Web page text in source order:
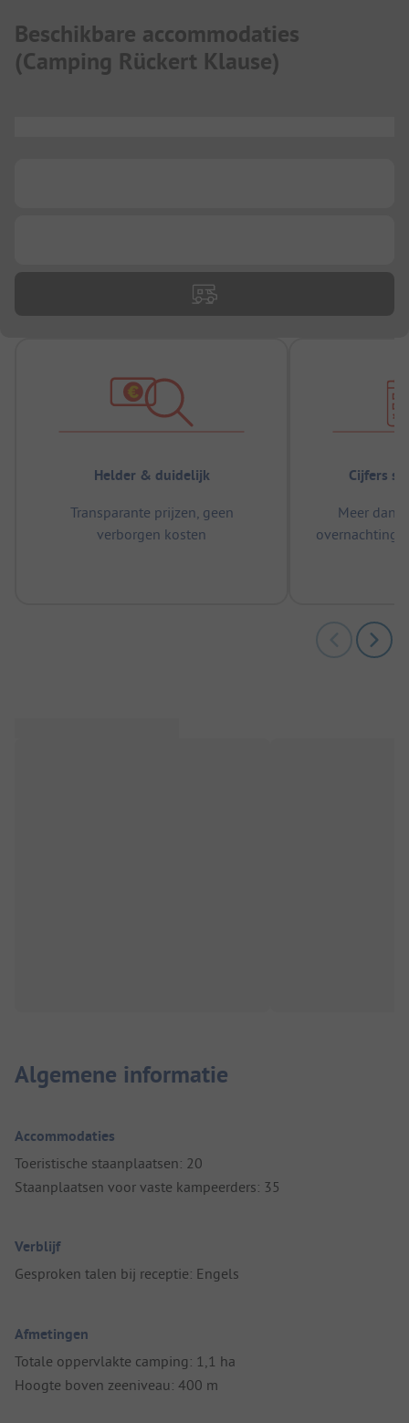
Beschikbare accommodaties
(Camping Rückert Klause)
Helder & duidelijk
Transparante prijzen, geen
verborgen kosten
Cijfers
Meer dan
Algemene informatie
Accommodaties
Toeristische staanplaatsen: 20
Staanplaatsen voor vaste kampeerders: 35
Verblijf
Gesproken talen bij receptie: Engels
Afmetingen
Totale oppervlakte camping: 1,1 ha
Hoogte boven zeeniveau: 400 m